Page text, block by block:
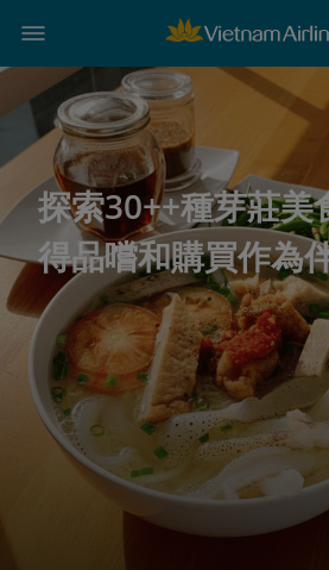
探索30++種芽莊美
得品嚐和購買作為